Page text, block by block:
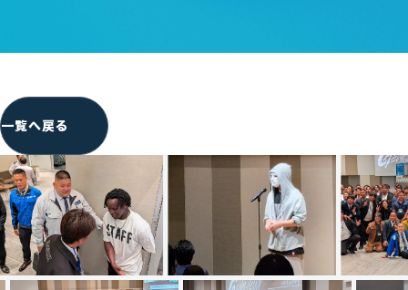
交流会実績
SPONSOR-INTRODUCTION
スポンサー様紹介
SPONSOR-RECRUIT
スポンサー様募集
COMPANY
一覧へ戻る